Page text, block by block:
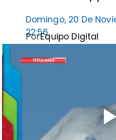
Domingo, 20 De
22:56Equipo Digital
Por